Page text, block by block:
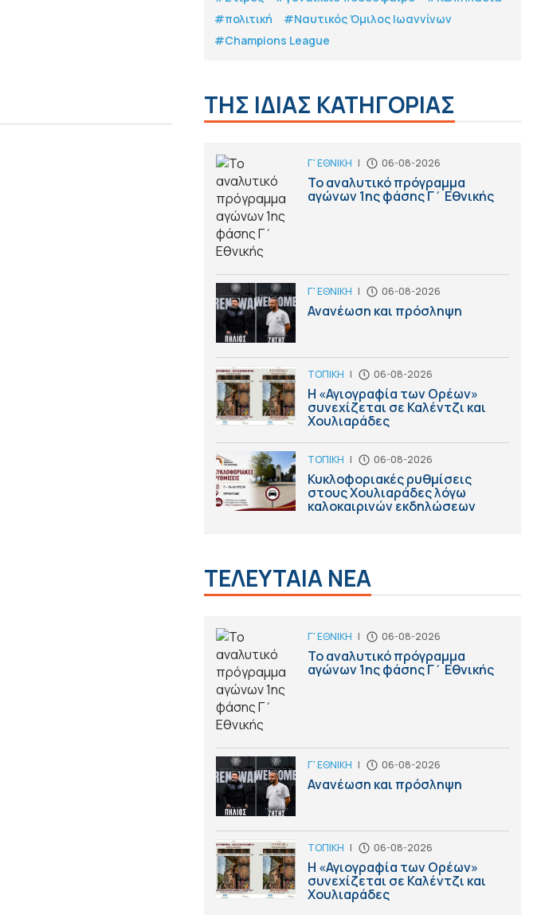
#πολιτική
#Ναυτικός Όμιλος Ιωαννίνων
#Champions League
ΤΗΣ ΙΔΙΑΣ ΚΑΤΗΓΟΡΙΑΣ
Γ' ΕΘΝΙΚΗ | 06-08-2026
Το αναλυτικό πρόγραμμα
αγώνων 1ης φάσης Γ΄ Εθνικής
Γ' ΕΘΝΙΚΗ | 06-08-2026
Ανανέωση και πρόσληψη
ΤΟΠΙΚΗ | 06-08-2026
Η «Αγιογραφία των Ορέων»
συνεχίζεται σε Καλέντζι και
Χουλιαράδες
ΤΟΠΙΚΗ | 06-08-2026
Κυκλοφοριακές ρυθμίσεις
στους Χουλιαράδες λόγω
καλοκαιρινών εκδηλώσεων
ΤΕΛΕΥΤΑΙΑ ΝΕΑ
Γ' ΕΘΝΙΚΗ | 06-08-2026
Το αναλυτικό πρόγραμμα
αγώνων 1ης φάσης Γ΄ Εθνικής
Γ' ΕΘΝΙΚΗ | 06-08-2026
Ανανέωση και πρόσληψη
ΤΟΠΙΚΗ | 06-08-2026
Η «Αγιογραφία των Ορέων»
συνεχίζεται σε Καλέντζι και
Χουλιαράδες